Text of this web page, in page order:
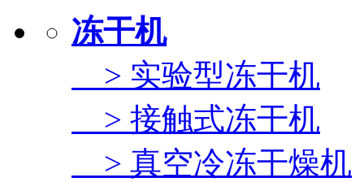
冻干机
> 实验型冻干机
> 接触式冻干机
> 真空冷冻干燥机